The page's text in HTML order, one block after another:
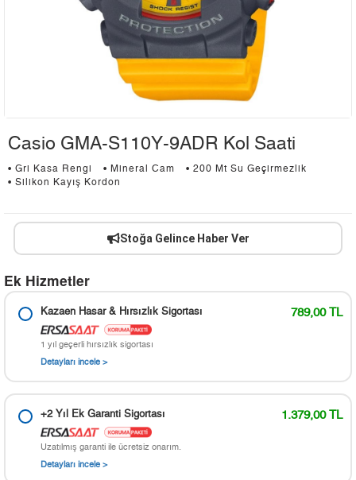
Casio GMA-S110Y-9ADR Kol Saati
• Gri Kasa Rengi • Mineral Cam
• 200 Mt Su Geçirmezlik
• Silikon Kayış Kordon
Stoğa Gelince Haber Ver
Ek Hizmetler
Kazaen Hasar & Hırsızlık Sigortası 789,00 TL
1 yıl geçerli hırsızlık sigortası
Detayları incele >
+2 Yıl Ek Garanti Sigortası 1.379,00 TL
Uzatılmış garanti ile ücretsiz onarım.
Detayları incele >